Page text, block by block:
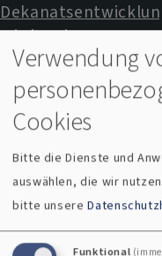
Diakonie
Evangelische Jugend
Familienfreundliche
Gospelfestival
Kindergarten
Kirche im Urlaub
Kirchenmusik
KITA
Lindenbichl MAV
Verwendung
Cookies
Bitte die Dienste und
auswählen, die wir
bitte unsere
Funktional